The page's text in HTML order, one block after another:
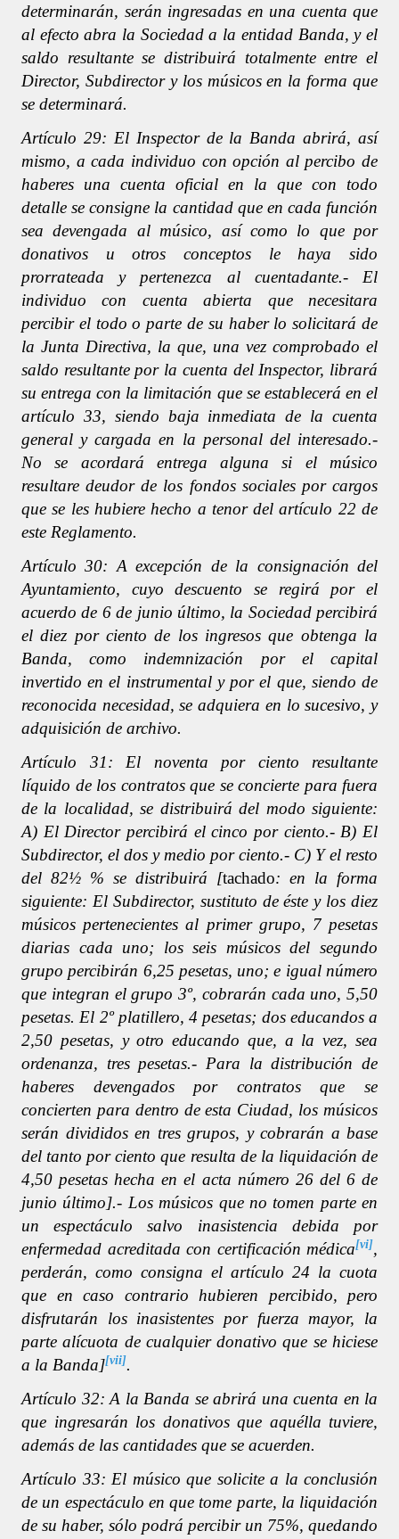
determinarán, serán ingresadas en una cuenta que
al efecto abra la Sociedad a la entidad Banda, y el
saldo resultante se distribuirá totalmente entre el
Director, Subdirector y los músicos en la forma que
se determinará.
Artículo 29: El Inspector de la Banda abrirá, así
mismo, a cada individuo con opción al percibo de
haberes una cuenta oficial en la que con todo
detalle se consigne la cantidad que en cada función
sea devengada al músico, así como lo que por
donativos u otros conceptos le haya sido
prorrateada y pertenezca al cuentadante.- El
individuo con cuenta abierta que necesitara
percibir el todo o parte de su haber lo solicitará de
la Junta Directiva, la que, una vez comprobado el
saldo resultante por la cuenta del Inspector, librará
su entrega con la limitación que se establecerá en el
artículo 33, siendo baja inmediata de la cuenta
general y cargada en la personal del interesado.-
No se acordará entrega alguna si el músico
resultare deudor de los fondos sociales por cargos
que se les hubiere hecho a tenor del artículo 22 de
este Reglamento.
Artículo 30: A excepción de la consignación del
Ayuntamiento, cuyo descuento se regirá por el
acuerdo de 6 de junio último, la Sociedad percibirá
el diez por ciento de los ingresos que obtenga la
Banda, como indemnización por el capital
invertido en el instrumental y por el que, siendo de
reconocida necesidad, se adquiera en lo sucesivo, y
adquisición de archivo.
Artículo 31: El noventa por ciento resultante
líquido de los contratos que se concierte para fuera
de la localidad, se distribuirá del modo siguiente:
A) El Director percibirá el cinco por ciento.- B) El
Subdirector, el dos y medio por ciento.- C) Y el resto
del 82½ % se distribuirá [tachado: en la forma
siguiente: El Subdirector, sustituto de éste y los diez
músicos pertenecientes al primer grupo, 7 pesetas
diarias cada uno; los seis músicos del segundo
grupo percibirán 6,25 pesetas, uno; e igual número
que integran el grupo 3º, cobrarán cada uno, 5,50
pesetas. El 2º platillero, 4 pesetas; dos educandos a
2,50 pesetas, y otro educando que, a la vez, sea
ordenanza, tres pesetas.- Para la distribución de
haberes devengados por contratos que se
concierten para dentro de esta Ciudad, los músicos
serán divididos en tres grupos, y cobrarán a base
del tanto por ciento que resulta de la liquidación de
4,50 pesetas hecha en el acta número 26 del 6 de
junio último].- Los músicos que no tomen parte en
un espectáculo salvo inasistencia debida por
enfermedad acreditada con certificación médica[vi],
perderán, como consigna el artículo 24 la cuota
que en caso contrario hubieren percibido, pero
disfrutarán los inasistentes por fuerza mayor, la
parte alícuota de cualquier donativo que se hiciese
a la Banda][vii].
Artículo 32: A la Banda se abrirá una cuenta en la
que ingresarán los donativos que aquélla tuviere,
además de las cantidades que se acuerden.
Artículo 33: El músico que solicite a la conclusión
de un espectáculo en que tome parte, la liquidación
de su haber, sólo podrá percibir un 75%, quedando